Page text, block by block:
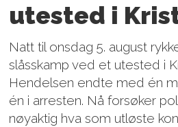
utested i
Natt til onsdag 5. august
slåsskamp ved et utested i
Hendelsen endte med én
én i arresten. Nå forsøker
nøyaktig hva som utløste